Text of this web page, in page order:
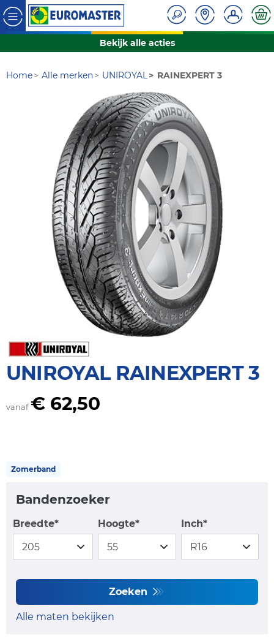
Bekijk alle acties
Home Alle merken UNIROYAL RAINEXPERT 3
UNIROYAL RAINEXPERT 3
vanaf € 62,50
Zomerband
Bandenzoeker
Breedte* Hoogte* Inch*
Zoeken
Alle maten bekijken